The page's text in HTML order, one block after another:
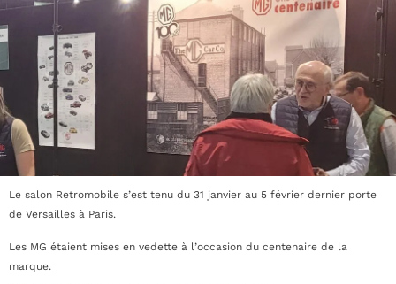
Le salon Retromobile s’est tenu du 31 janvier au 5 février dernier porte
de Versailles à Paris.
Les MG étaient mises en vedette à l’occasion du centenaire de la
marque.